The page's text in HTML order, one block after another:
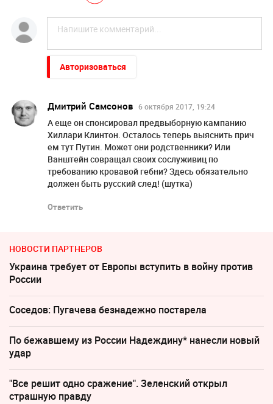
Авторизоваться
Дмитрий Самсонов 6 октября 2017, 19:24
А еще он спонсировал предвыборную кампанию
Хиллари Клинтон. Осталось теперь выяснить прич
ем тут Путин. Может они родственники? Или
Ванштейн совращал своих сослуживиц по
требованию кровавой гебни? Здесь обязательно
должен быть русский след! (шутка)
Ответить
НОВОСТИ ПАРТНЕРОВ
Украина требует от Европы вступить в войну против
России
Соседов: Пугачева безнадежно постарела
По бежавшему из России Надеждину* нанесли новый
удар
"Все решит одно сражение". Зеленский открыл
страшную правду